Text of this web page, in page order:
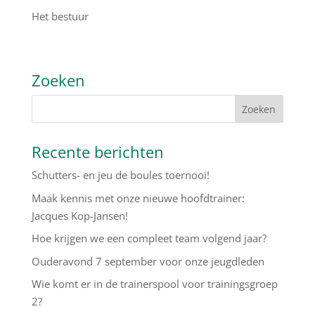
Het bestuur
Zoeken
Recente berichten
Schutters- en jeu de boules toernooi!
Maak kennis met onze nieuwe hoofdtrainer:
Jacques Kop-Jansen!
Hoe krijgen we een compleet team volgend jaar?
Ouderavond 7 september voor onze jeugdleden
Wie komt er in de trainerspool voor trainingsgroep
2?